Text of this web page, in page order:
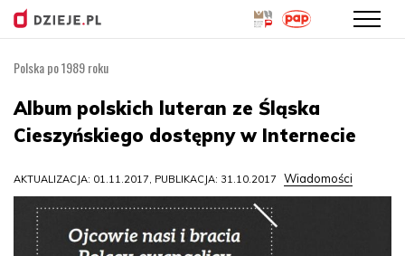
treści
Polska po 1989 roku
Album polskich luteran ze Śląska
Cieszyńskiego dostępny w Internecie
AKTUALIZACJA: 01.11.2017, PUBLIKACJA: 31.10.2017 Wiadomości